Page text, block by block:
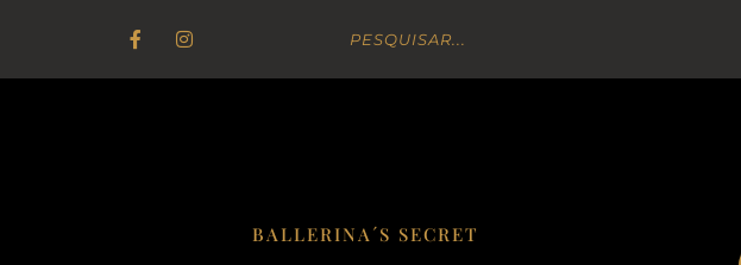
BALLERINA´S SECRET